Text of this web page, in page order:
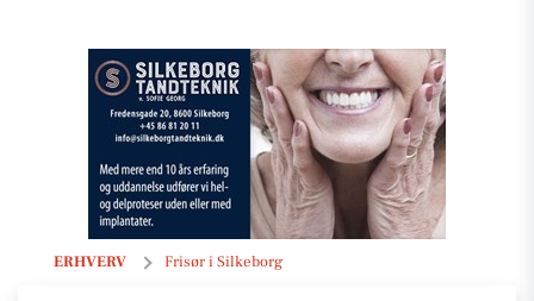
ERHVERV Frisør i Silkeborg
New Look